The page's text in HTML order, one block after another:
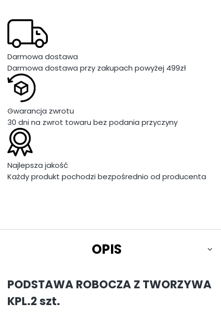
Darmowa dostawa
Darmowa dostawa przy zakupach powyżej 499zł
Gwarancja zwrotu
30 dni na zwrot towaru bez podania przyczyny
Najlepsza jakość
Każdy produkt pochodzi bezpośrednio od producenta
OPIS
PODSTAWA ROBOCZA Z TWORZYWA
KPL.2 szt.